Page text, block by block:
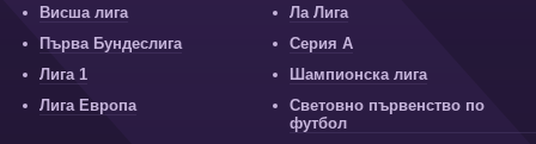
Висша лига
Ла Лига
Първа Бундеслига
Серия А
Лига 1
Шампионска лига
Лига Европа
Световно първенство по
футбол